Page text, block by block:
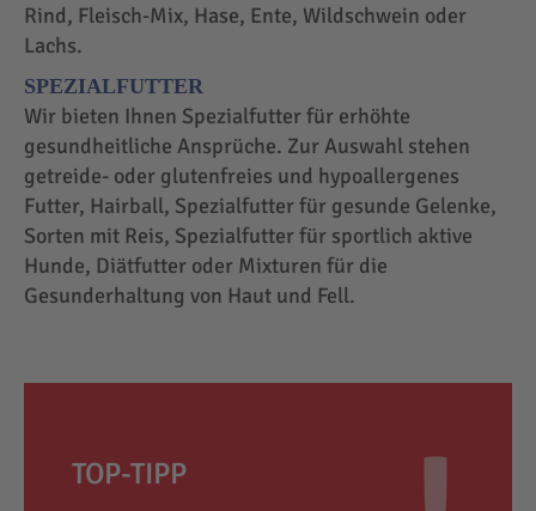
Rind, Fleisch-Mix, Hase, Ente, Wildschwein oder
Lachs.
SPEZIALFUTTER
Wir bieten Ihnen Spezialfutter für erhöhte
gesundheitliche Ansprüche. Zur Auswahl stehen
getreide- oder glutenfreies und hypoallergenes
Futter, Hairball, Spezialfutter für gesunde Gelenke,
Sorten mit Reis, Spezialfutter für sportlich aktive
Hunde, Diätfutter oder Mixturen für die
Gesunderhaltung von Haut und Fell.
TOP-TIPP